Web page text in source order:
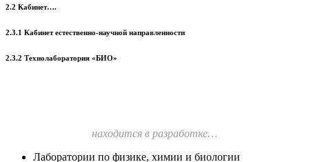
2.2 Кабинет….
2.3.1 Кабинет естественно-научной направленности
2.3.2 Технолаборатория «БИО»
находится в разработке…
Лаборатории по физике, химии и биологии